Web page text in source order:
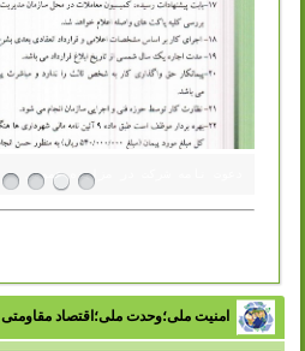
دعوت نامه شرکت در مزایده عمومی
امنیت ملی؛وحدت ملی؛اقتصاد مقاومتی